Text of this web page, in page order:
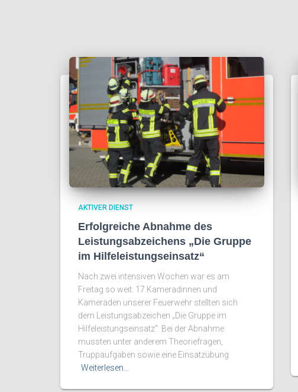
AKTIVER DIENST
Erfolgreiche Abnahme des
Leistungsabzeichens „Die Gruppe
im Hilfeleistungseinsatz“
Nach zwei intensiven Wochen war es am
Freitag so weit: 17 Kameradinnen und
Kameraden unserer Feuerwehr stellten sich
dem Leistungsabzeichen „Die Gruppe im
Hilfeleistungseinsatz“. Bei der Abnahme
mussten unter anderem Theoriefragen,
Truppaufgaben sowie eine Einsatzübung
Weiterlesen…